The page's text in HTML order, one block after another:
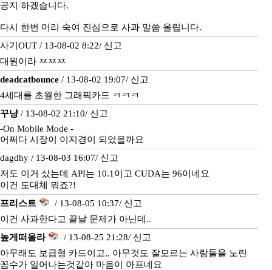
공지 하겠습니다.
다시 한번 머리 숙여 진심으로 사과 말씀 올립니다.
사기OUT / 13-08-02 8:22/ 신고
대원이라 ㅉㅉㅉ
deadcatbounce / 13-08-02 19:07/ 신고
4세대를 초월한 그래픽카드 ㅋㅋㅋ
꾸냥/ 13-08-02 21:10/ 신고
-On Mobile Mode -
어쩌다 시장이 이지경이 되었을까요
dagdhy / 13-08-03 16:07/ 신고
저도 이거 샀는데 API는 10.1이고 CUDA는 96이네요
이건 도대체 뭐죠?!
프리스트
/ 13-08-05 10:37/ 신고
이건 사과한다고 끝날 문제가 아닌데..
높게떠올라
/ 13-08-25 21:28/ 신고
아무래도 보급형 카드이고,, 아무것도 잘모르는 사람들을 노린
꼼수가 일어나는것같아 마음이 아프네요